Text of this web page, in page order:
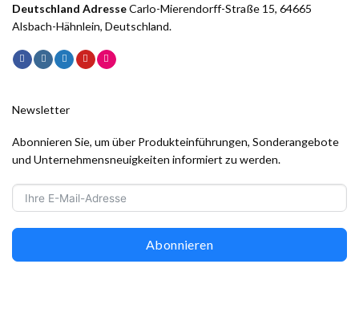
Deutschland AdresseCarlo-Mierendorff-Straße 15, 64665
Alsbach-Hähnlein, Deutschland.
Newsletter
Abonnieren Sie, um über Produkteinführungen, Sonderangebote
und Unternehmensneuigkeiten informiert zu werden.
Abonnieren